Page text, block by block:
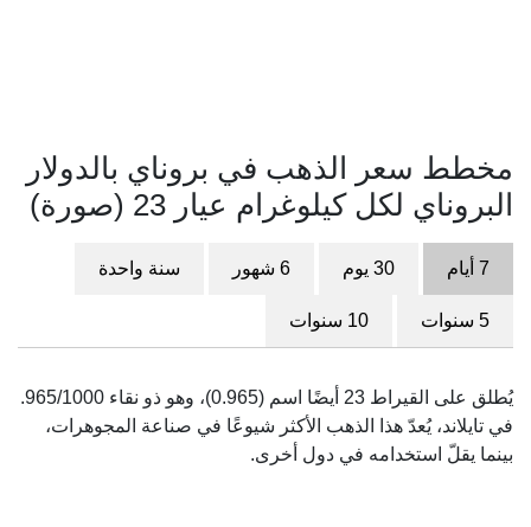
مخطط سعر الذهب في بروناي بالدولار
البروناي لكل كيلوغرام عيار 23 (صورة)
7 أيام 30 يوم 6 شهور سنة واحدة
5 سنوات 10 سنوات
يُطلق على القيراط 23 أيضًا اسم (0.965)، وهو ذو نقاء 965/1000.
في تايلاند، يُعدّ هذا الذهب الأكثر شيوعًا في صناعة المجوهرات،
بينما يقلّ استخدامه في دول أخرى.